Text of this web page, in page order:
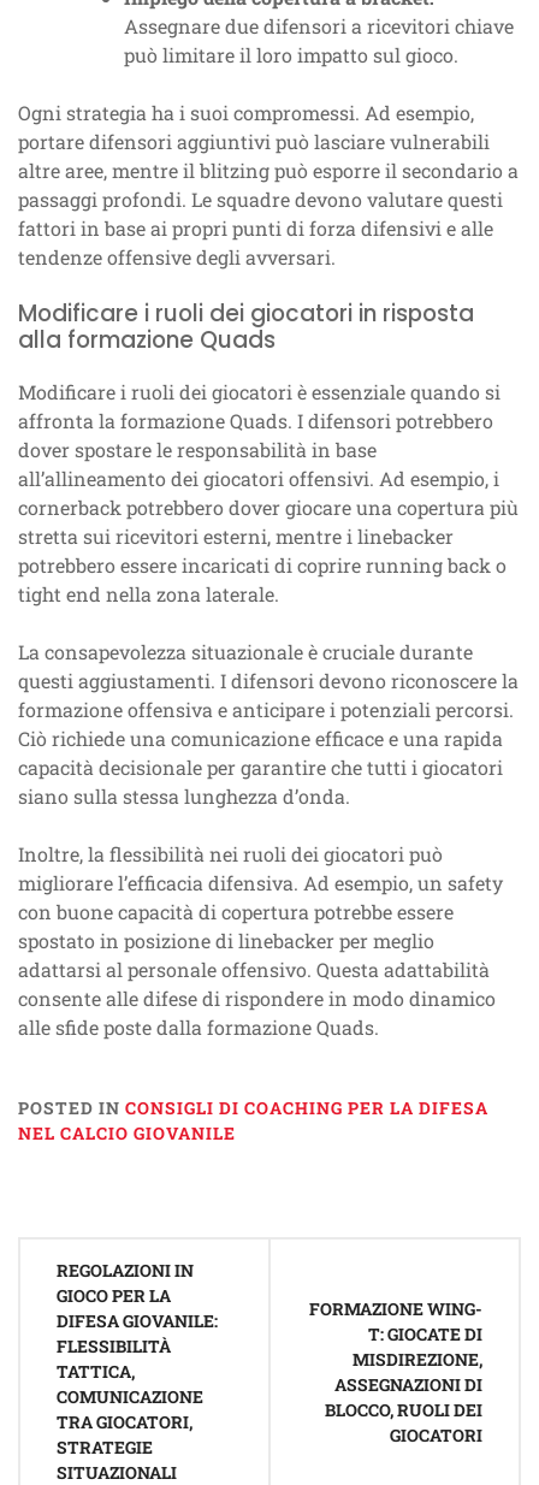
Assegnare due difensori a ricevitori chiave
può limitare il loro impatto sul gioco.
Ogni strategia ha i suoi compromessi. Ad esempio,
portare difensori aggiuntivi può lasciare vulnerabili
altre aree, mentre il blitzing può esporre il secondario a
passaggi profondi. Le squadre devono valutare questi
fattori in base ai propri punti di forza difensivi e alle
tendenze offensive degli avversari.
Modificare i ruoli dei giocatori in risposta
alla formazione Quads
Modificare i ruoli dei giocatori è essenziale quando si
affronta la formazione Quads. I difensori potrebbero
dover spostare le responsabilità in base
all’allineamento dei giocatori offensivi. Ad esempio, i
cornerback potrebbero dover giocare una copertura più
stretta sui ricevitori esterni, mentre i linebacker
potrebbero essere incaricati di coprire running back o
tight end nella zona laterale.
La consapevolezza situazionale è cruciale durante
questi aggiustamenti. I difensori devono riconoscere la
formazione offensiva e anticipare i potenziali percorsi.
Ciò richiede una comunicazione efficace e una rapida
capacità decisionale per garantire che tutti i giocatori
siano sulla stessa lunghezza d’onda.
Inoltre, la flessibilità nei ruoli dei giocatori può
migliorare l’efficacia difensiva. Ad esempio, un safety
con buone capacità di copertura potrebbe essere
spostato in posizione di linebacker per meglio
adattarsi al personale offensivo. Questa adattabilità
consente alle difese di rispondere in modo dinamico
alle sfide poste dalla formazione Quads.
POSTED IN CONSIGLI DI COACHING PER LA DIFESA
NEL CALCIO GIOVANILE
navigation
REGOLAZIONI IN
GIOCO PER LA
DIFESA GIOVANILE:
FLESSIBILITÀ
TATTICA,
COMUNICAZIONE
TRA GIOCATORI,
STRATEGIE
SITUAZIONALI
FORMAZIONE WING-
T: GIOCATE DI
MISDIREZIONE,
ASSEGNAZIONI DI
BLOCCO, RUOLI DEI
GIOCATORI